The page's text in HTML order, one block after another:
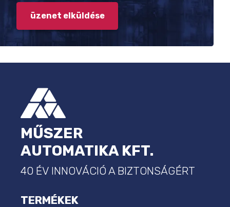
MŰSZER
AUTOMATIKA KFT.
40 ÉV INNOVÁCIÓ A BIZTONSÁGÉRT
TERMÉKEK